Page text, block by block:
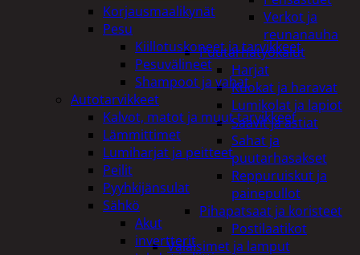
Verkot ja
reunanauha
Puutarhatyökalut
Harjat
Kuokat ja haravat
Lumikolat ja lapiot
Saavit ja astiat
Sahat ja
puutarhasakset
Reppuruiskut ja
painepullot
Pihapatsaat ja koristeet
Postilaatikot
Valaisimet ja lamput
Korjausmaalikynät
Pesu
Kiillotuskoneet ja tarvikkeet
Pesuvälineet
Shampoot ja vahat
Autotarvikkeet
Kalvot, matot ja muut tarvikkeet
Lämmittimet
Lumiharjat ja peitteet
Peilit
Pyyhkijänsulat
Sähkö
Akut
invertterit